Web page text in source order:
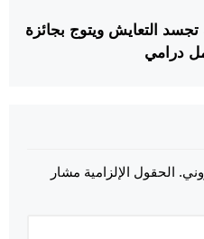
تجسد التعايش ويتوج بجائزة
درامي
الحقول الإلزامية مشار